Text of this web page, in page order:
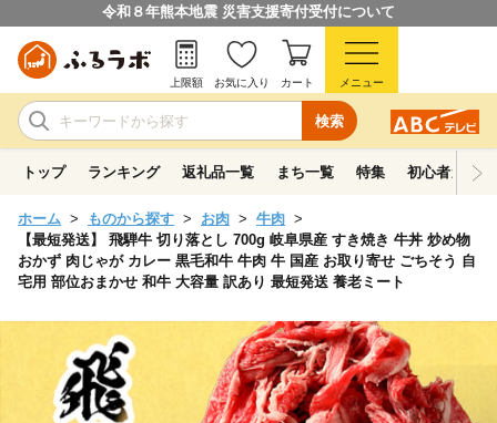
令和８年熊本地震 災害支援寄付受付について
検索
上限額 お気に入り カート メニュー
トップ ランキング 返礼品一覧 まち一覧 特集 初心者ガイド
ホーム ものから探す お肉
牛肉
【最短発送】 飛騨牛 切り落とし 700g 岐阜県産 すき焼き 牛丼 炒め物
おかず 肉じゃが カレー 黒毛和牛 牛肉 牛 国産 お取り寄せ ごちそう 自
宅用 部位おまかせ 和牛 大容量 訳あり 最短発送 養老ミート